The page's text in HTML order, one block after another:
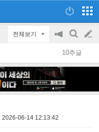
전체보기
공
지
on/off
검
색
글
쓰
10추글
2026-06-14 12:13:42